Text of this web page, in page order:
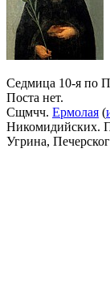
Седмица 10-я по
Поста нет.
Сщмчч. Ермолая (
Никомидийских.
Угрина,